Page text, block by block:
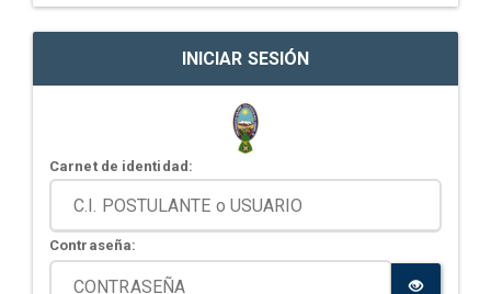
INICIAR SESIÓN
Carnet de identidad:
Contraseña: